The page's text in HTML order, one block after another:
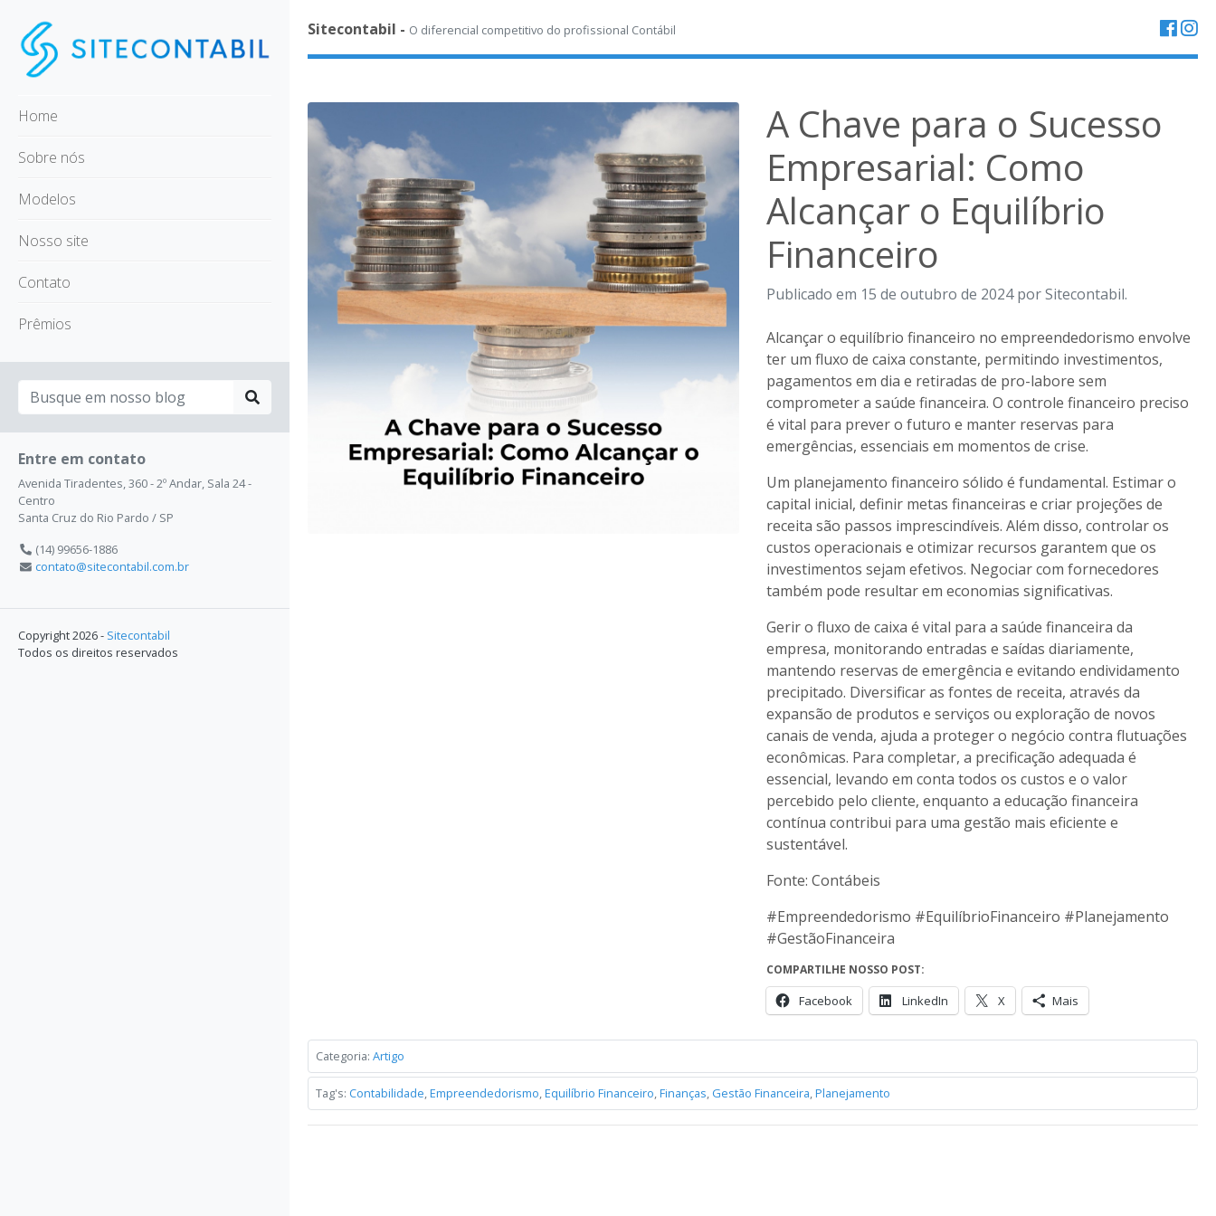
Home
Sobre nós
Modelos
Nosso site
Contato
Prêmios
Entre em contato
Avenida Tiradentes, 360 - 2º Andar, Sala 24 -
Centro
Santa Cruz do Rio Pardo / SP
(14) 99656-1886
contato@sitecontabil.com.br
Copyright 2026 - Sitecontabil
Todos os direitos reservados
Sitecontabil - O diferencial competitivo do profissional Contábil
A Chave para o Sucesso
Empresarial: Como
Alcançar o Equilíbrio
Financeiro
Publicado em 15 de outubro de 2024 por Sitecontabil.
Alcançar o equilíbrio financeiro no empreendedorismo envolve
ter um fluxo de caixa constante, permitindo investimentos,
pagamentos em dia e retiradas de pro-labore sem
comprometer a saúde financeira. O controle financeiro preciso
é vital para prever o futuro e manter reservas para
emergências, essenciais em momentos de crise.
Um planejamento financeiro sólido é fundamental. Estimar o
capital inicial, definir metas financeiras e criar projeções de
receita são passos imprescindíveis. Além disso, controlar os
custos operacionais e otimizar recursos garantem que os
investimentos sejam efetivos. Negociar com fornecedores
também pode resultar em economias significativas.
Gerir o fluxo de caixa é vital para a saúde financeira da
empresa, monitorando entradas e saídas diariamente,
mantendo reservas de emergência e evitando endividamento
precipitado. Diversificar as fontes de receita, através da
expansão de produtos e serviços ou exploração de novos
canais de venda, ajuda a proteger o negócio contra flutuações
econômicas. Para completar, a precificação adequada é
essencial, levando em conta todos os custos e o valor
percebido pelo cliente, enquanto a educação financeira
contínua contribui para uma gestão mais eficiente e
sustentável.
Fonte: Contábeis
#Empreendedorismo #EquilíbrioFinanceiro #Planejamento
#GestãoFinanceira
COMPARTILHE NOSSO POST:
Facebook LinkedIn X Mais
Categoria: Artigo
Tag's: Contabilidade,Empreendedorismo,Equilíbrio Financeiro,Finanças, Gestão Financeira,Planejamento